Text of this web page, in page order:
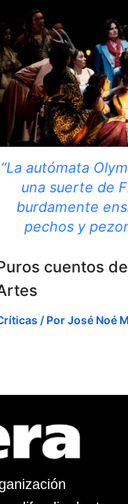
“La autómata
una suerte de
burdamente
pechos y
cuentos
/ PorJosé Noé